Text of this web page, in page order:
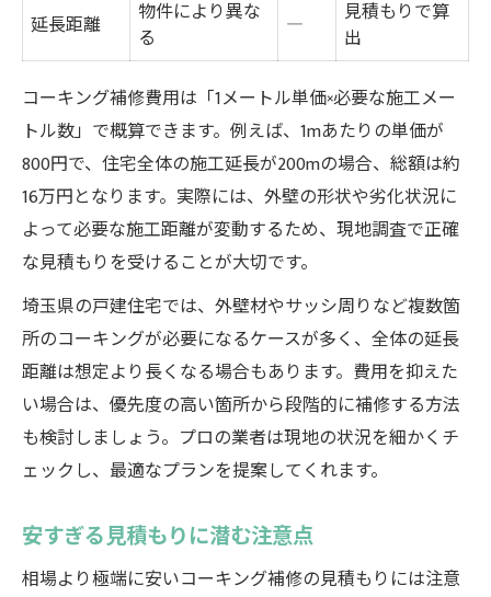
延長距離
物件により異な
る
―
見積もりで算
出
コーキング補修費用は「1メートル単価×必要な施工メー
トル数」で概算できます。例えば、1mあたりの単価が
800円で、住宅全体の施工延長が200mの場合、総額は約
16万円となります。実際には、外壁の形状や劣化状況に
よって必要な施工距離が変動するため、現地調査で正確
な見積もりを受けることが大切です。
埼玉県の戸建住宅では、外壁材やサッシ周りなど複数箇
所のコーキングが必要になるケースが多く、全体の延長
距離は想定より長くなる場合もあります。費用を抑えた
い場合は、優先度の高い箇所から段階的に補修する方法
も検討しましょう。プロの業者は現地の状況を細かくチ
ェックし、最適なプランを提案してくれます。
安すぎる見積もりに潜む注意点
相場より極端に安いコーキング補修の見積もりには注意